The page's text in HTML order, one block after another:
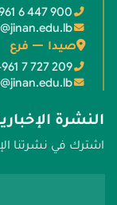
6 447 900
صيدا — فرع
7 727 209
النشرة
اشترك في نشرتنا